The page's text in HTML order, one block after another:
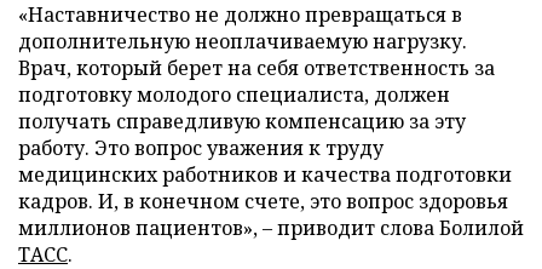
«Наставничество не должно превращаться в
дополнительную неоплачиваемую нагрузку.
Врач, который берет на себя ответственность за
подготовку молодого специалиста, должен
получать справедливую компенсацию за эту
работу. Это вопрос уважения к труду
медицинских работников и качества подготовки
кадров. И, в конечном счете, это вопрос здоровья
миллионов пациентов», – приводит слова Болилой
ТАСС.